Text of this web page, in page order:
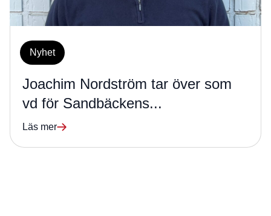
Nyhet
Joachim Nordström tar över som
vd för Sandbäckens...
Läs mer